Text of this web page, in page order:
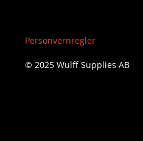
Personvernregler
© 2025 Wulff Supplies AB